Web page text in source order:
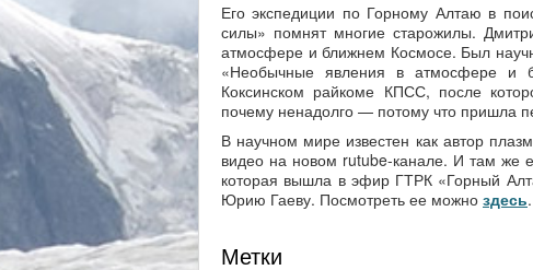
Его экспедиции по Горному Алтаю в
силы» помнят многие старожилы.
атмосфере и ближнем Космосе. Был
«Необычные явления в атмосфере и
Коксинском райкоме КПСС, после
почему ненадолго — потому что пришла
В научном мире известен как автор
видео на новом rutube-канале. И там же
которая вышла в эфир ГТРК «Горный
Юрию Гаеву. Посмотреть ее можно здесь.
Метки